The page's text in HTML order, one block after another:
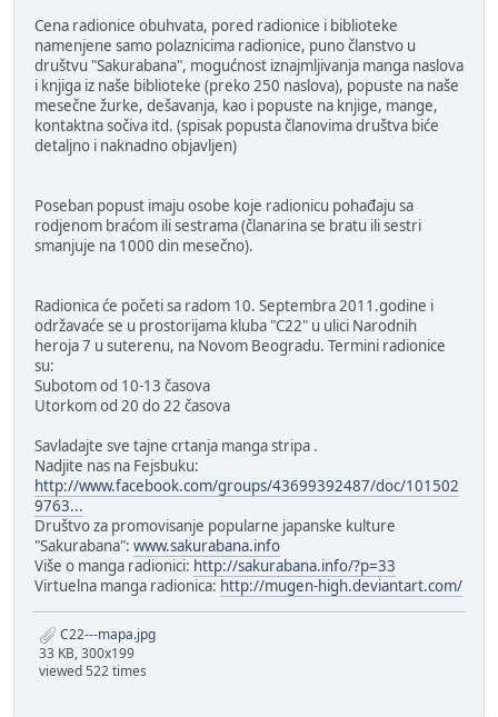
Cena radionice obuhvata, pored radionice i biblioteke
namenjene samo polaznicima radionice, puno članstvo u
društvu "Sakurabana", mogućnost iznajmljivanja manga naslova
i knjiga iz naše biblioteke (preko 250 naslova), popuste na naše
mesečne žurke, dešavanja, kao i popuste na knjige, mange,
kontaktna sočiva itd. (spisak popusta članovima društva biće
detaljno i naknadno objavljen)
Poseban popust imaju osobe koje radionicu pohađaju sa
rodjenom braćom ili sestrama (članarina se bratu ili sestri
smanjuje na 1000 din mesečno).
Radionica će početi sa radom 10. Septembra 2011.godine i
održavaće se u prostorijama kluba "C22" u ulici Narodnih
heroja 7 u suterenu, na Novom Beogradu. Termini radionice
su:
Subotom od 10-13 časova
Utorkom od 20 do 22 časova
Savladajte sve tajne crtanja manga stripa .
Nadjite nas na Fejsbuku:
http://www.facebook.com/groups/43699392487/doc/101502
9763...
Društvo za promovisanje popularne japanske kulture
"Sakurabana": www.sakurabana.info
Više o manga radionici: http://sakurabana.info/?p=33
Virtuelna manga radionica: http://mugen-high.deviantart.com/
C22---mapa.jpg
33 KB, 300x199
viewed 522 times